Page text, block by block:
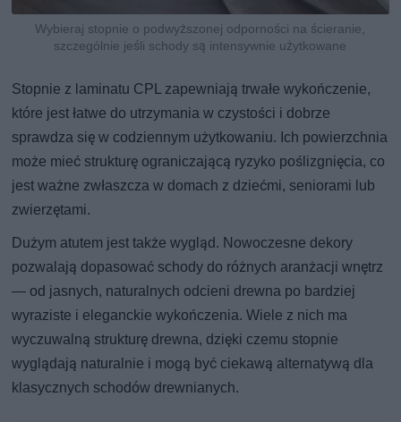
Wybieraj stopnie o podwyższonej odporności na ścieranie,
szczególnie jeśli schody są intensywnie użytkowane
Stopnie z laminatu CPL zapewniają trwałe wykończenie,
które jest łatwe do utrzymania w czystości i dobrze
sprawdza się w codziennym użytkowaniu. Ich powierzchnia
może mieć strukturę ograniczającą ryzyko poślizgnięcia, co
jest ważne zwłaszcza w domach z dziećmi, seniorami lub
zwierzętami.
Dużym atutem jest także wygląd. Nowoczesne dekory
pozwalają dopasować schody do różnych aranżacji wnętrz
— od jasnych, naturalnych odcieni drewna po bardziej
wyraziste i eleganckie wykończenia. Wiele z nich ma
wyczuwalną strukturę drewna, dzięki czemu stopnie
wyglądają naturalnie i mogą być ciekawą alternatywą dla
klasycznych schodów drewnianych.